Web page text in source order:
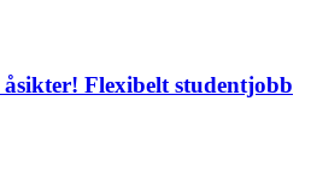
Flexibelt studentjobb